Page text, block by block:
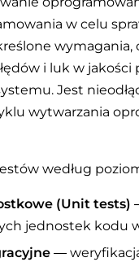
w celu
wymagania,
i luk w jakości
Jest
wytwarzania
według
(Unit tests)
jednostek kodu
—